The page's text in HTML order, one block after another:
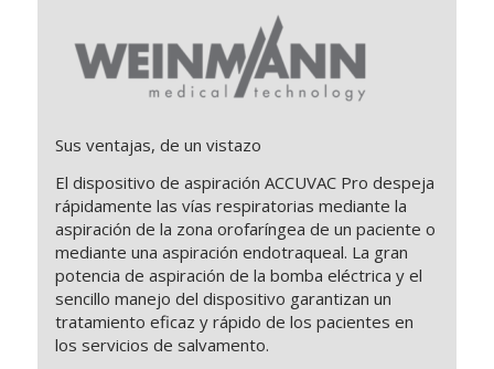
Sus ventajas, de un vistazo
El dispositivo de aspiración ACCUVAC Pro despeja
rápidamente las vías respiratorias mediante la
aspiración de la zona orofaríngea de un paciente o
mediante una aspiración endotraqueal. La gran
potencia de aspiración de la bomba eléctrica y el
sencillo manejo del dispositivo garantizan un
tratamiento eficaz y rápido de los pacientes en
los servicios de salvamento.